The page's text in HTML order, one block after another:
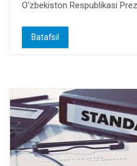
O‘zbekiston Respublikasi
Batafsil